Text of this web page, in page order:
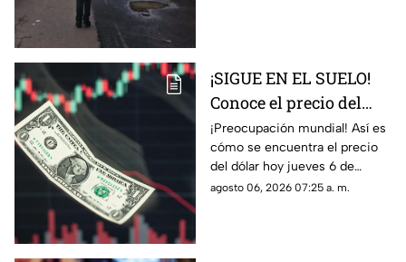
¡SIGUE EN EL SUELO!
Conoce el precio del
dólar hoy 6 de agosto
2026 en Veracruz
¡Preocupación mundial! Así es
cómo se encuentra el precio
del dólar hoy jueves 6 de
agosto del 2026 en bancos de
agosto 06, 2026 07:25 a. m.